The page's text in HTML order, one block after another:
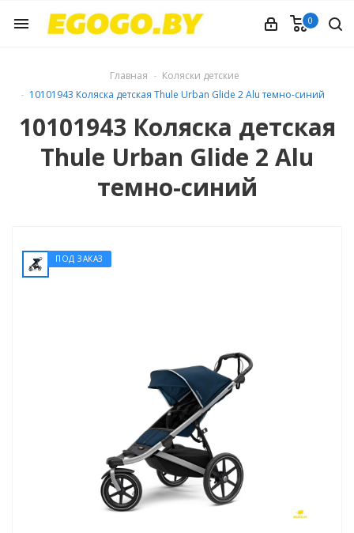
menu 0
Главная
Коляски детские
10101943 Коляска детская Thule Urban Glide 2 Alu темно-синий
10101943 Коляска детская
Thule Urban Glide 2 Alu
темно-синий
ПОД ЗАКАЗ